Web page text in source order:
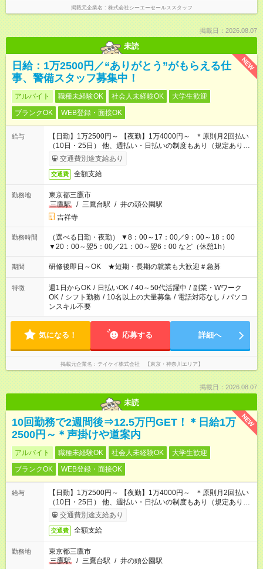
掲載元企業名 株式会社シーエーセールススタッフ
掲載日：2026.08.07
未読
NEW
日給：1万2500円／“ありがとう”がもらえる仕
事、警備スタッフ募集中！
アルバイト 職種未経験OK 社会人未経験OK
大学生歓迎
ブランクOK
WEB登録・面接OK
給与
【日勤】1万2500円～ 【夜勤】1万4000円～ ＊原則月2回払い
（10日・25日） 他、週払い・日払いの制度もあり（規定あり）
＃日収1万円以上
交通費別途支給あり
交通費 全額支給
勤務地
東京都三鷹市
三鷹駅
/ 三鷹台駅 / 井の頭公園駅
吉祥寺
勤務時間
（選べる日勤・夜勤） ▼8：00～17：00／9：00～18：00
▼20：00～翌5：00／21：00～翌6：00 など（休憩1h）
期間 研修後即日～OK ★短期・長期の就業も大歓迎＃急募
特徴 週1日からOK / 日払いOK / 40～50代活躍中 / 副業・Wワーク
OK / シフト勤務 / 10名以上の大量募集 / 電話対応なし / パソコ
ンスキル不要
気になる！ 応募する 詳細へ
掲載元企業名 テイケイ株式会社 【東京・神奈川エリア】
掲載日：2026.08.07
未読
NEW
10回勤務で2週間後⇒12.5万円GET！＊日給1万
2500円～＊声掛けや道案内
アルバイト 職種未経験OK 社会人未経験OK
大学生歓迎
ブランクOK
WEB登録・面接OK
給与
【日勤】1万2500円～ 【夜勤】1万4000円～ ＊原則月2回払い
（10日・25日） 他、週払い・日払いの制度もあり（規定あり）
＃日収1万円以上
交通費別途支給あり
交通費 全額支給
勤務地
東京都三鷹市
三鷹駅
/ 三鷹台駅 / 井の頭公園駅